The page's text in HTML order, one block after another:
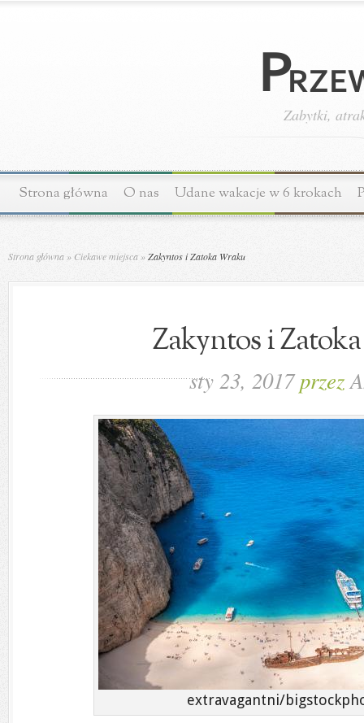
Zabytki,
Strona główna O nas Udane wakacje w 6 krokach
Strona główna » Ciekawe miejsca » Zakyntos i Zatoka Wraku
Zakyntos i
sty 23, 2017przez
extravagantni/